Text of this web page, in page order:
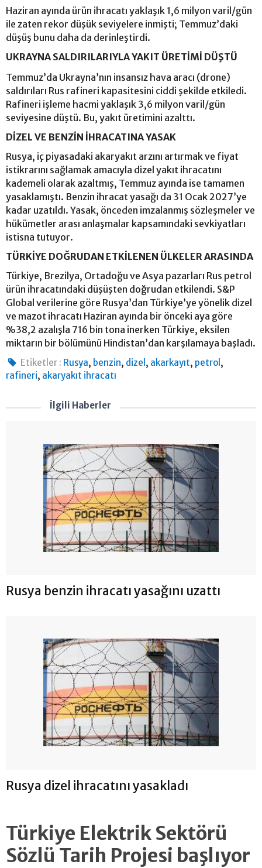
Haziran ayında ürün ihracatı yaklaşık 1,6 milyon varil/gün
ile zaten rekor düşük seviyelere inmişti; Temmuz’daki
düşüş bunu daha da derinleştirdi.
UKRAYNA SALDIRILARIYLA YAKIT ÜRETİMİ DÜŞTÜ
Temmuz’da Ukrayna’nın insansız hava aracı (drone)
saldırıları Rus rafineri kapasitesini ciddi şekilde etkiledi.
Rafineri işleme hacmi yaklaşık 3,6 milyon varil/gün
seviyesine düştü. Bu, yakıt üretimini azalttı.
DİZEL VE BENZİN İHRACATINA YASAK
Rusya, iç piyasadaki akaryakıt arzını artırmak ve fiyat
istikrarını sağlamak amacıyla dizel yakıt ihracatını
kademeli olarak azaltmış, Temmuz ayında ise tamamen
yasaklamıştı. Benzin ihracat yasağı da 31 Ocak 2027’ye
kadar uzatıldı. Yasak, önceden imzalanmış sözleşmeler ve
hükümetler arası anlaşmalar kapsamındaki sevkiyatları
istisna tutuyor.
TÜRKİYE DOĞRUDAN ETKİLENEN ÜLKELER ARASINDA
Türkiye, Brezilya, Ortadoğu ve Asya pazarları Rus petrol
ürün ihracatındaki düşüşten doğrudan etkilendi. S&P
Global verilerine göre Rusya’dan Türkiye’ye yönelik dizel
ve mazot ihracatı Haziran ayında bir önceki aya göre
%38,2 azalışla 716 bin tona inerken Türkiye, eksilen
miktarın bir bölümünü Hindistan’dan karşılamaya başladı.
Etiketler : Rusya, benzin, dizel , akarkayıt, petrol ,
rafineri, akaryakıt ihracatı
İlgili Haberler
Rusya benzin ihracatı yasağını uzattı
Rusya dizel ihracatını yasakladı
Türkiye Elektrik Sektörü
Sözlü Tarih Projesi başlıyor